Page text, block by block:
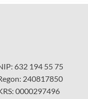
632 194 55 75
240817850
0000297496